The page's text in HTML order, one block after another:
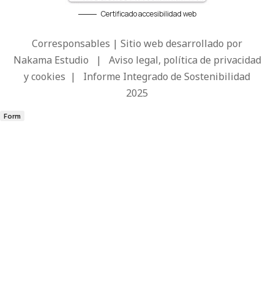
Certificado accesibilidad web
Corresponsables | Sitio web desarrollado por
Nakama Estudio | Aviso legal, política de privacidad
y cookies | Informe Integrado de Sostenibilidad
2025
Form